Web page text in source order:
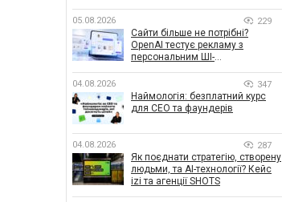
05.08.2026 229
Сайти більше не потрібні?
OpenAI тестує рекламу з
персональним ШІ-
04.08.2026 347
Наймологія: безплатний курс
для CEO та фаундерів
04.08.2026 287
Як поєднати стратегію, створену
людьми, та AI-технології? Кейс
izi та агенції SHOTS